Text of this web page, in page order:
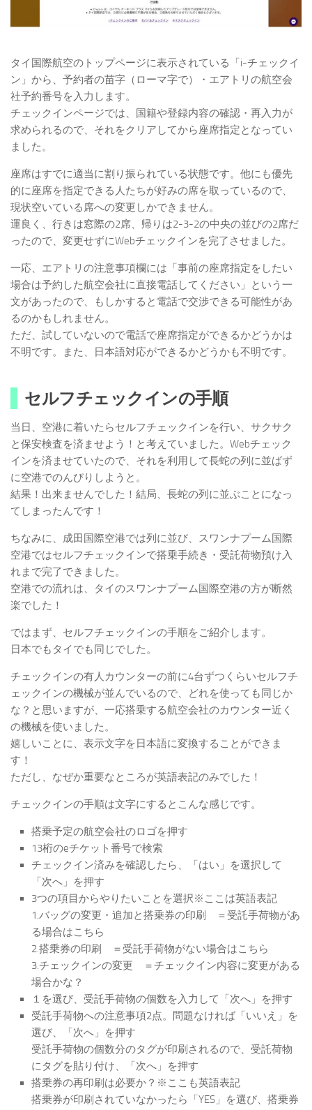
タイ国際航空のトップページに表示されている「i-チェックイ
ン」から、予約者の苗字（ローマ字で）・エアトリの航空会
社予約番号を入力します。
チェックインページでは、国籍や登録内容の確認・再入力が
求められるので、それをクリアしてから座席指定となってい
ました。
座席はすでに適当に割り振られている状態です。他にも優先
的に座席を指定できる人たちが好みの席を取っているので、
現状空いている席への変更しかできません。
運良く、行きは窓際の2席、帰りは2-3-2の中央の並びの2席だ
ったので、変更せずにWebチェックインを完了させました。
一応、エアトリの注意事項欄には「事前の座席指定をしたい
場合は予約した航空会社に直接電話してください」という一
文があったので、もしかすると電話で交渉できる可能性があ
るのかもしれません。
ただ、試していないので電話で座席指定ができるかどうかは
不明です。また、日本語対応ができるかどうかも不明です。
セルフチェックインの手順
当日、空港に着いたらセルフチェックインを行い、サクサク
と保安検査を済ませよう！と考えていました。Webチェック
インを済ませていたので、それを利用して長蛇の列に並ばず
に空港でのんびりしようと。
結果！出来ませんでした！結局、長蛇の列に並ぶことになっ
てしまったんです！
ちなみに、成田国際空港では列に並び、スワンナプーム国際
空港ではセルフチェックインで搭乗手続き・受託荷物預け入
れまで完了できました。
空港での流れは、タイのスワンナプーム国際空港の方が断然
楽でした！
ではまず、セルフチェックインの手順をご紹介します。
日本でもタイでも同じでした。
チェックインの有人カウンターの前に4台ずつくらいセルフチ
ェックインの機械が並んでいるので、どれを使っても同じか
な？と思いますが、一応搭乗する航空会社のカウンター近く
の機械を使いました。
嬉しいことに、表示文字を日本語に変換することができま
す！
ただし、なぜか重要なところが英語表記のみでした！
チェックインの手順は文字にするとこんな感じです。
搭乗予定の航空会社のロゴを押す
13桁のeチケット番号で検索
チェックイン済みを確認したら、「はい」を選択して
「次へ」を押す
3つの項目からやりたいことを選択※ここは英語表記
1.バッグの変更・追加と搭乗券の印刷 ＝受託手荷物があ
る場合はこちら
2.搭乗券の印刷 ＝受託手荷物がない場合はこちら
3.チェックインの変更 ＝チェックイン内容に変更がある
場合かな？
１を選び、受託手荷物の個数を入力して「次へ」を押す
受託手荷物への注意事項2点。問題なければ「いいえ」を
選び、「次へ」を押す
受託手荷物の個数分のタグが印刷されるので、受託荷物
にタグを貼り付け、「次へ」を押す
搭乗券の再印刷は必要か？※ここも英語表記
搭乗券が印刷されていなかったら「YES」を選び、搭乗券